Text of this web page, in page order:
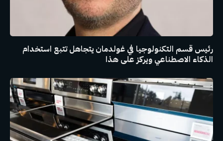
رئيس قسم التكنولوجيا في غولدمان يتجاهل تتبع استخدام
الذكاء الاصطناعي ويركز على هذا